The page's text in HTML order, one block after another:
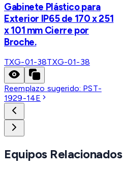
Gabinete Plástico para
Exterior IP65 de 170 x 251
x 101 mm Cierre por
Broche.
TXG-01-38TXG-01-38
Reemplazo sugerido: PST-
1929-14E
Equipos Relacionados